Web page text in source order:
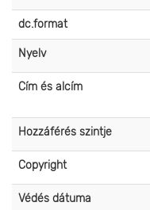
dc.format
Nyelv
Cím és alcím
Hozzáférés szintje
Copyright
Védés dátuma